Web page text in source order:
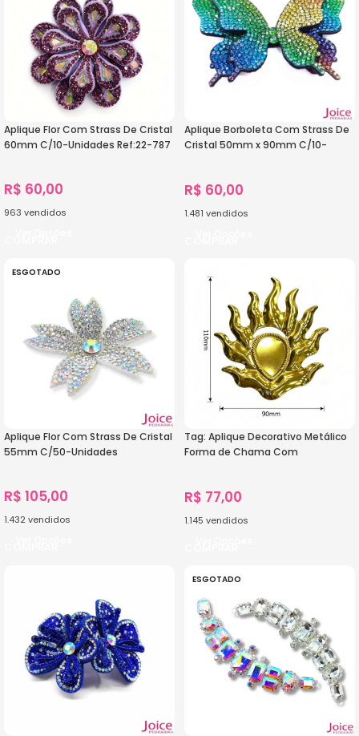
Aplique Flor Com Strass De Cristal
60mm C/10-Unidades Ref:22-787
R$ 60,00
963 vendidos
Aplique Borboleta Com Strass De
Cristal 50mm x 90mm C/10-
R$ 60,00
1.481 vendidos
ESGOTADO
Aplique Flor Com Strass De Cristal
55mm C/50-Unidades
R$ 105,00
1.432 vendidos
Tag: Aplique Decorativo Metálico
Forma de Chama Com
R$ 77,00
1.145 vendidos
ESGOTADO